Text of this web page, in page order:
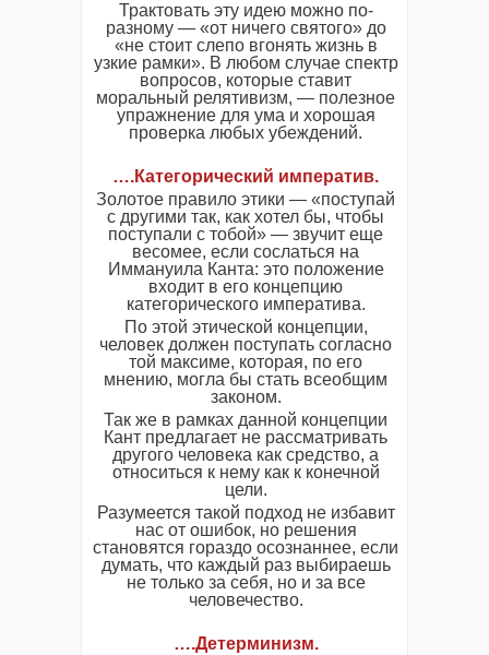
Трактовать эту идею можно по-
разному — «от ничего святого» до
«не стоит слепо вгонять жизнь в
узкие рамки». В любом случае спектр
вопросов, которые ставит
моральный релятивизм, — полезное
упражнение для ума и хорошая
проверка любых убеждений.
….Категорический императив.
Золотое правило этики — «поступай
с другими так, как хотел бы, чтобы
поступали с тобой» — звучит еще
весомее, если сослаться на
Иммануила Канта: это положение
входит в его концепцию
категорического императива.
По этой этической концепции,
человек должен поступать согласно
той максиме, которая, по его
мнению, могла бы стать всеобщим
законом.
Так же в рамках данной концепции
Кант предлагает не рассматривать
другого человека как средство, а
относиться к нему как к конечной
цели.
Разумеется такой подход не избавит
нас от ошибок, но решения
становятся гораздо осознаннее, если
думать, что каждый раз выбираешь
не только за себя, но и за все
человечество.
….Детерминизм.